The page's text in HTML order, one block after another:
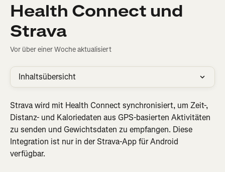
Health Connect und
Strava
Vor über einer Woche aktualisiert
Inhaltsübersicht
Strava wird mit Health Connect synchronisiert, um Zeit-,
Distanz- und Kaloriedaten aus GPS-basierten Aktivitäten
zu senden und Gewichtsdaten zu empfangen. Diese
Integration ist nur in der Strava-App für Android
verfügbar.